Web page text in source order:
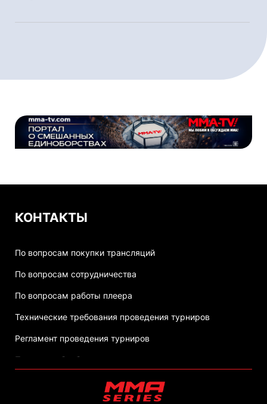
КОНТАКТЫ
По вопросам покупки трансляций
По вопросам сотрудничества
По вопросам работы плеера
Технические требования проведения турниров
Регламент проведения турниров
Политика обработки персональных данных